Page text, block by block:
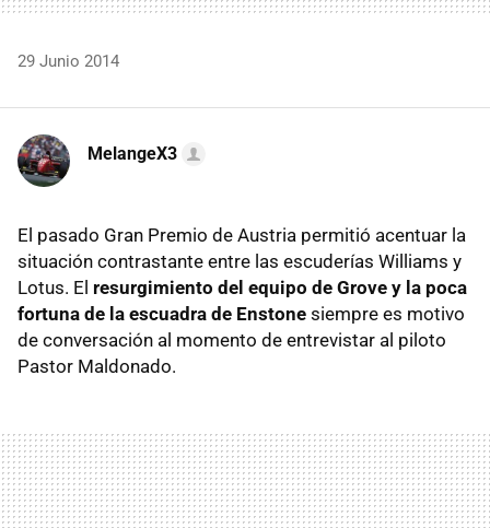
29 Junio 2014
MelangeX3
El pasado Gran Premio de Austria permitió acentuar la
situación contrastante entre las escuderías Williams y
Lotus. El resurgimiento del equipo de Grove y la poca
fortuna de la escuadra de Enstone siempre es motivo
de conversación al momento de entrevistar al piloto
Pastor Maldonado.